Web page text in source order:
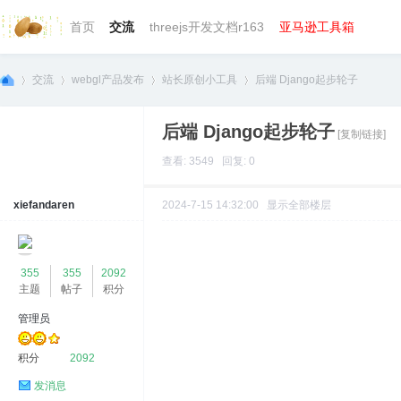
首页 交流 threejs开发文档r163 亚马逊工具箱
交流 webgl产品发布 站长原创小工具
›
后端 Django起步轮子
后端 Django起步轮子 [复制链接]
查看: 3549 回复: 0
xiefandaren
355
主题
355
帖子
2092
积分
管理员
积分 2092
发消息
2024-7-15 14:32:00 显示全部楼层